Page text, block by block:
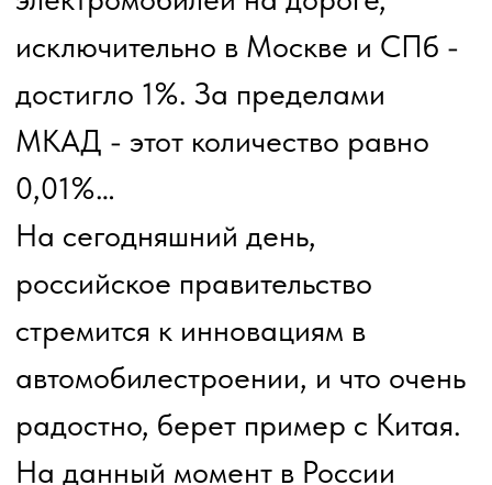
нашей страны это направление
очень новое и поэтому на данный
момент покупать и
эксплуатировать отечественные
электромобили в Москве и СПб
просто очень выгодно. Если ваш
автомобиль в год проезжает не
менее 30 тыс км и
эксплуатируется по большей части
в Москве и СПб, то экономия на
эксплуатации российского
электромобиля по сравнению с
любым бензиновым автомобилей,
будет составлять от 600 до 900